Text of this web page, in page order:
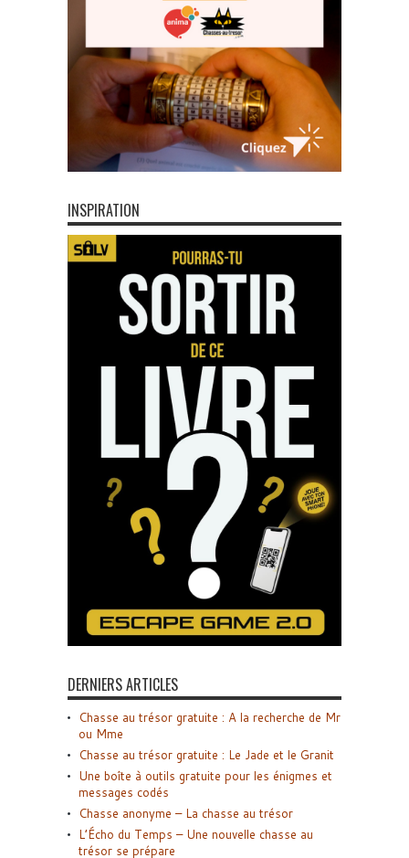
INSPIRATION
DERNIERS ARTICLES
Chasse au trésor gratuite : A la recherche de Mr
ou Mme
Chasse au trésor gratuite : Le Jade et le Granit
Une boîte à outils gratuite pour les énigmes et
messages codés
Chasse anonyme – La chasse au trésor
L’Écho du Temps – Une nouvelle chasse au
trésor se prépare